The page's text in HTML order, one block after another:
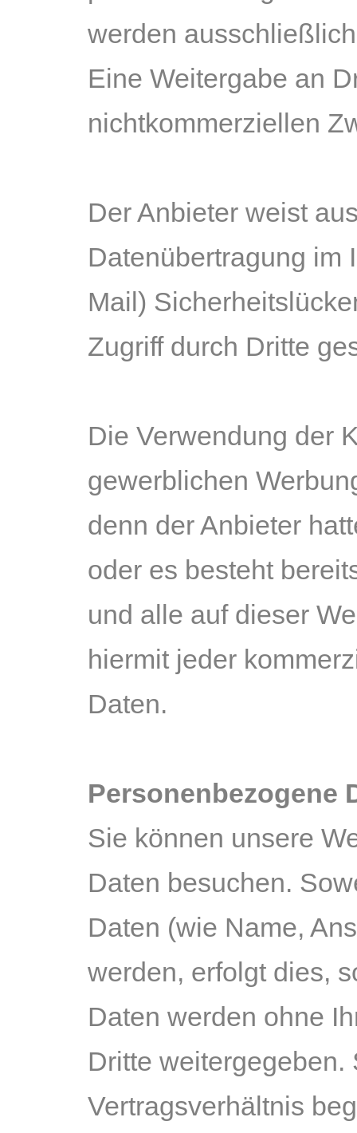
werden
Eine Weitergabe an
nichtkommerziellen
Der Anbieter weist
Datenübertragung im
Mail)
Zugriff durch Dritte
Die Verwendung der
gewerblichen
denn der Anbieter
oder es besteht
und alle auf dieser
hiermit jeder
Daten.
Personenbezogene
Sie können unsere
Daten besuchen.
Daten (wie Name,
werden, erfolgt dies,
Daten werden ohne
Dritte
Vertragsverhältnis